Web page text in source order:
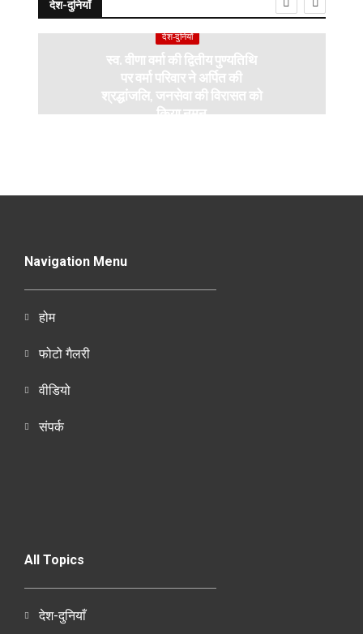
देश-दुनियाँ
देश-दुनियाँ
स्व. वीणा वर्मा की द्वितीय पुण्यतिथि
पर वर्मा परिवार ने अर्पित की
श्रद्धांजलि, जनसेवा की विरासत को
किया नमन
Navigation Menu
होम
फोटो गैलरी
वीडियो
संपर्क
All Topics
देश-दुनियाँ